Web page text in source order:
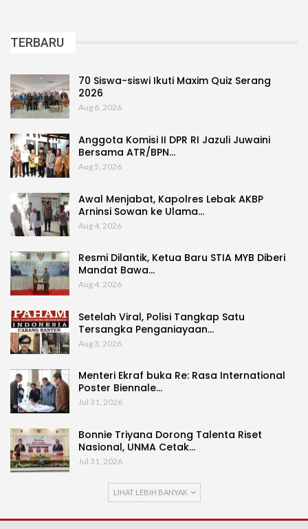
TERBARU
70 Siswa-siswi Ikuti Maxim Quiz Serang
2026
Aug 6, 2026
Anggota Komisi II DPR RI Jazuli Juwaini
Bersama ATR/BPN…
Aug 5, 2026
Awal Menjabat, Kapolres Lebak AKBP
Arninsi Sowan ke Ulama…
Aug 4, 2026
Resmi Dilantik, Ketua Baru STIA MYB Diberi
Mandat Bawa…
Aug 4, 2026
Setelah Viral, Polisi Tangkap Satu
Tersangka Penganiayaan…
Aug 3, 2026
Menteri Ekraf buka Re: Rasa International
Poster Biennale…
Jul 31, 2026
Bonnie Triyana Dorong Talenta Riset
Nasional, UNMA Cetak…
Jul 31, 2026
LIHAT LEBIH BANYAK